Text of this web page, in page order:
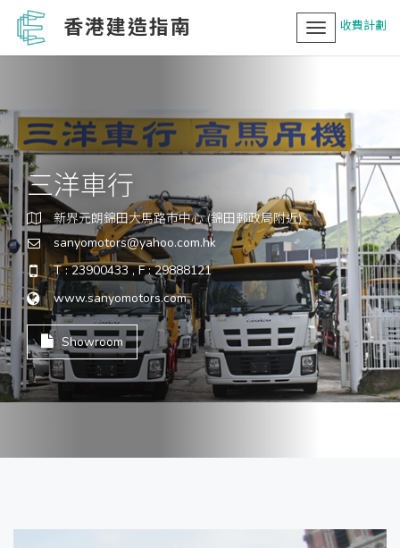
香港建造指南 收費計劃
Toggle
navigation
三洋車行
新界元朗錦田大馬路市中心 (錦田郵政局附近)
sanyomotors@yahoo.com.hk
T : 23900433 , F : 29888121
www.sanyomotors.com
Showroom